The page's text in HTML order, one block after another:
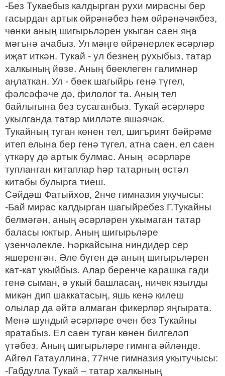
-Без Тукаебыз калдырган рухи мирасны бер
гасырдан артык өйрәнәбез һәм өйрәнәчәкбез,
чөнки аның шигырьләрен укыган саен яңа
мәгънә ачабыз. Ул мәңге өйрәнерлек әсәрләр
иҗат иткән. Тукай - ул безнең рухыбыз, татар
халкының йөзе. Аның бөеклеген галимнәр
аңлаткан. Ул - бөек шагыйрь генә түгел,
фәлсәфәче дә, филолог та. Аның тел
байлыгына без сусаганбыз. Тукай әсәрләре
укылганда татар милләте яшәячәк.
Тукайның туган көнен тел, шигърият бәйрәме
итеп елына бер генә түгел, атна саен, ел саен
үткәрү дә артык булмас. Аның әсәрләре
тупланган китаплар һәр татарның өстәл
китабы булырга тиеш.
Сәйдәш Фатыйхов, 2нче гимназия укучысы:
-Бай мирас калдырган шагыйребез Г.Тукайны
белмәгән, аның әсәрләрен укымаган татар
баласы юктыр. Аның шигырьләре
үзенчәлекле. Һәркайсына ниндидер сер
яшеренгән. Әле бүген дә аның шигырьләрен
кат-кат укыйбыз. Алар беренче карашка гади
генә сыман, ә укый башласаң, ничек язылды
микән дип шаккатасың, яшь кенә килеш
олылар да әйтә алмаган фикерләр яңгырата.
Менә шундый әсәрләре өчен без Тукайны
яратабыз. Ел саен туган көнен билгеләп
үтәбез. Аның шигырьләре гимнга әйләнде.
Айгөл Гатауллина, 77нче гимназия укытучысы:
-Габдулла Тукай – татар халкының